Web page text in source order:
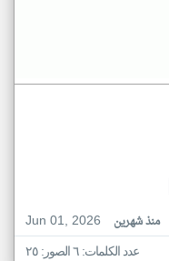
Jun 01, 2026
منذ شهرين
عدد الكلمات: ٦ الصور: ٢٥